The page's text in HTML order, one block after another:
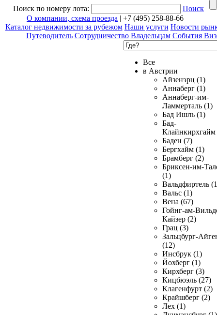
Поиск по номеру лота:
Поиск
О компании, схема проезда | +7 (495) 258-88-66
Каталог недвижимости за рубежом Наши услуги Новости
Путеводитель Сотрудничество Владельцам События
Все
в Австрии
Айзенэрц (1)
Аннаберг (1)
Аннаберг-им-
Ламмерталь (1)
Бад Ишль (1)
Бад-
Клайнкирхгайм
Баден (7)
Бергхайм (1)
Брамберг (2)
Бриксен-им-
(1)
Вальдфиртель
Вальс (1)
Вена (67)
Гойнг-ам-
Кайзер (2)
Грац (3)
Зальцбург-
(12)
Инсбрук (1)
Йохберг (1)
Кирхберг (3)
Кицбюэль (27)
Клагенфурт (2)
Крайшберг (2)
Лех (1)